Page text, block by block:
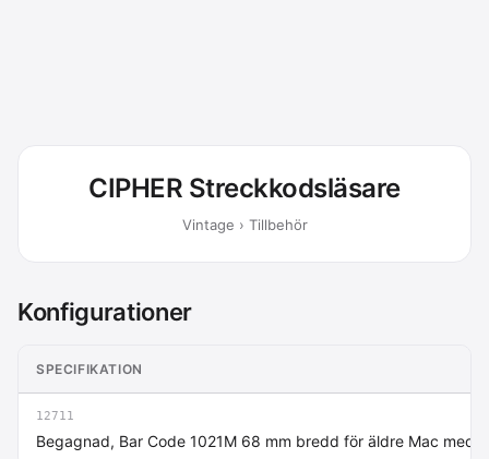
CIPHER Streckkodsläsare
Vintage › Tillbehör
Konfigurationer
SPECIFIKATION
12711
Begagnad, Bar Code 1021M 68 mm bredd för äldre Mac med